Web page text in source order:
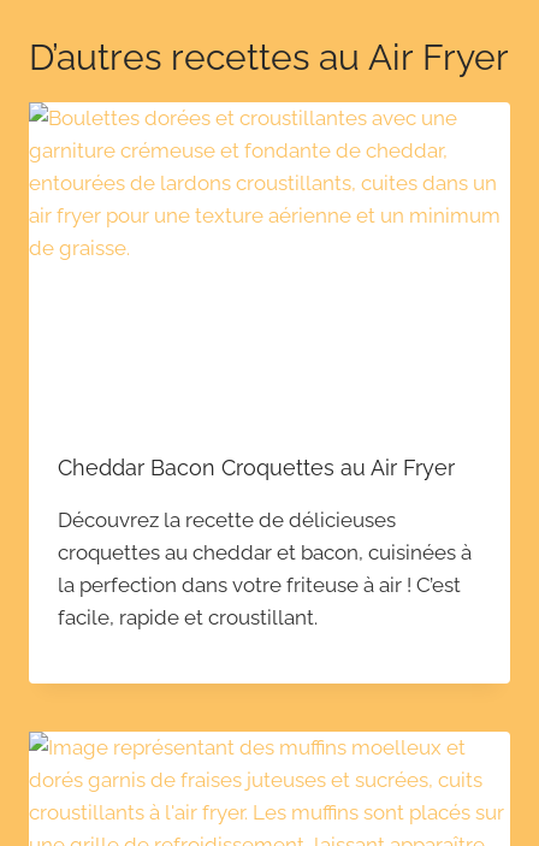
D’autres recettes au Air Fryer
Cheddar Bacon Croquettes au Air Fryer
Découvrez la recette de délicieuses
croquettes au cheddar et bacon, cuisinées à
la perfection dans votre friteuse à air ! C’est
facile, rapide et croustillant.